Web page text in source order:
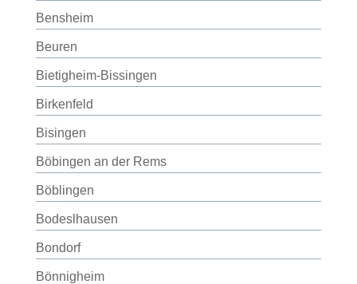
Bensheim
Beuren
Bietigheim-Bissingen
Birkenfeld
Bisingen
Böbingen an der Rems
Böblingen
Bodeslhausen
Bondorf
Bönnigheim